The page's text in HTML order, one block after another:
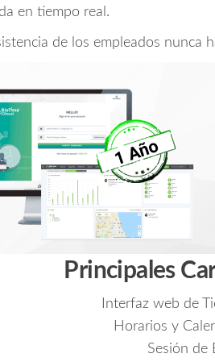
cantidad
en tiempo real.
de los empleados nunca
Principales
Interfaz web de
Horarios y
Sesión de